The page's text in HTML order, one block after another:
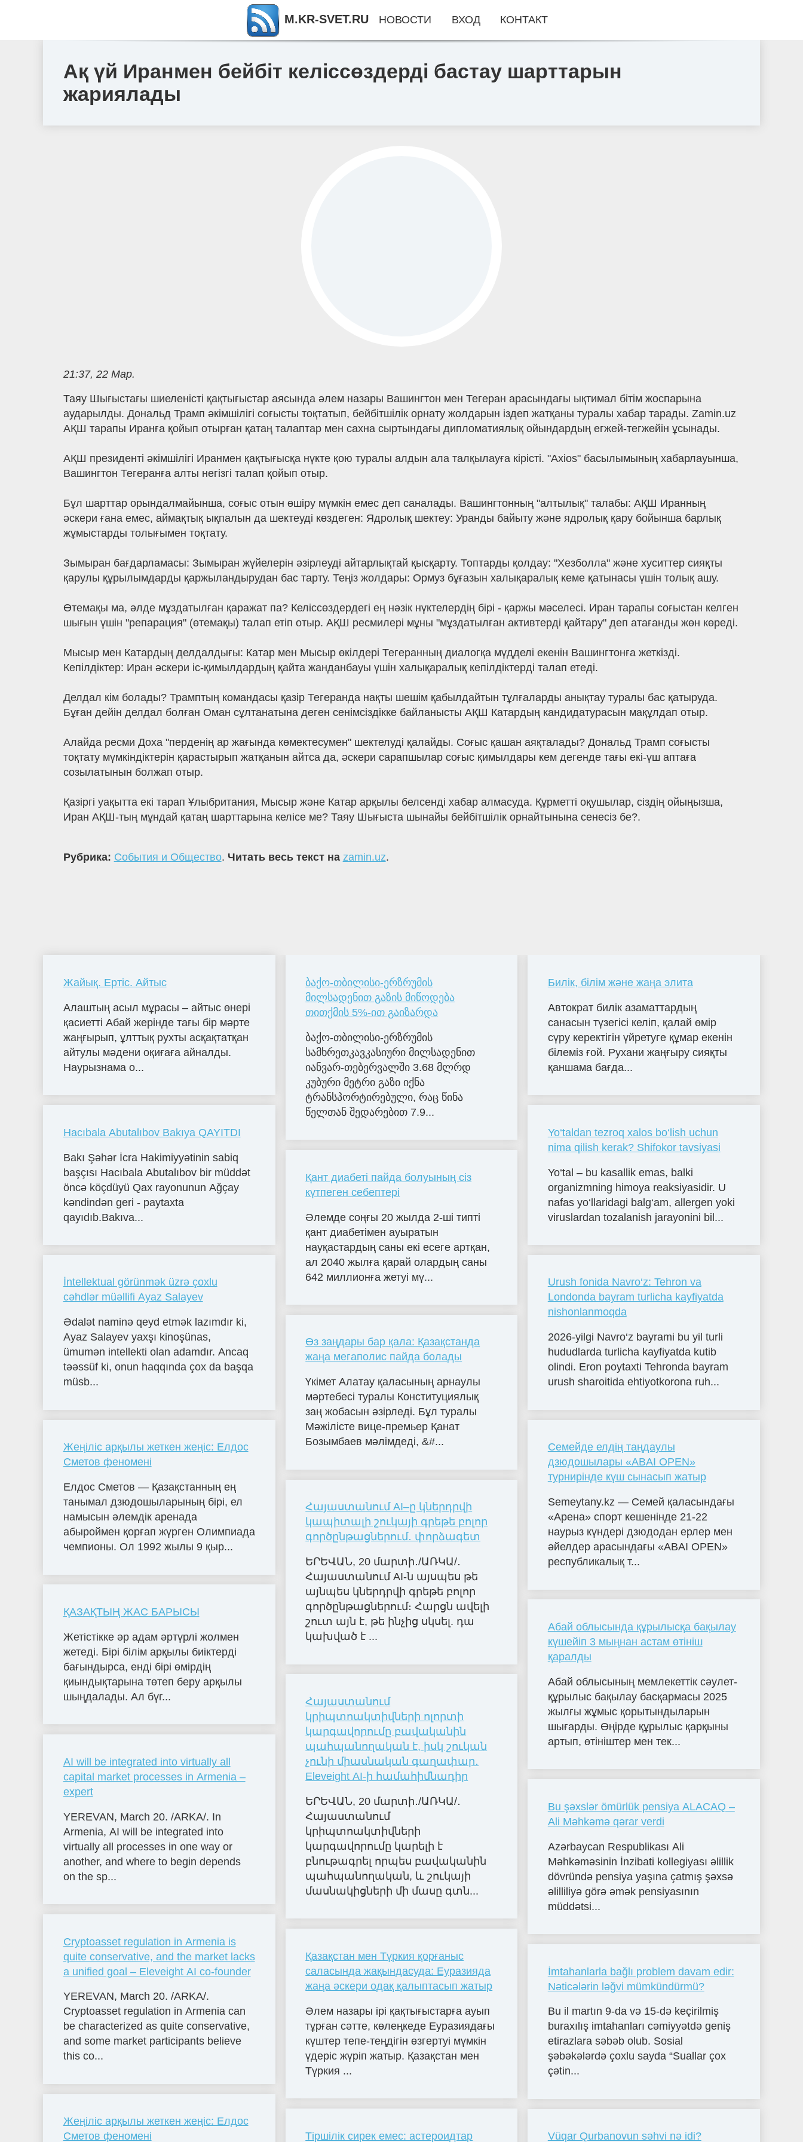
Ақ үй Иранмен бейбіт келіссөздерді бастау шарттарын
жариялады
21:37, 22 Мар.
Таяу Шығыстағы шиеленісті қақтығыстар аясында әлем назары Вашингтон мен Тегеран арасындағы ықтимал бітім жоспарына
аударылды. Дональд Трамп әкімшілігі соғысты тоқтатып, бейбітшілік орнату жолдарын іздеп жатқаны туралы хабар тарады. Zamin.uz
АҚШ тарапы Иранға қойып отырған қатаң талаптар мен сахна сыртындағы дипломатиялық ойындардың егжей-тегжейін ұсынады.
АҚШ президенті әкімшілігі Иранмен қақтығысқа нүкте қою туралы алдын ала талқылауға кірісті. "Axios" басылымының хабарлауынша,
Вашингтон Тегеранға алты негізгі талап қойып отыр.
Бұл шарттар орындалмайынша, соғыс отын өшіру мүмкін емес деп саналады. Вашингтонның "алтылық" талабы: АҚШ Иранның
әскери ғана емес, аймақтық ықпалын да шектеуді көздеген: Ядролық шектеу: Уранды байыту және ядролық қару бойынша барлық
жұмыстарды толығымен тоқтату.
Зымыран бағдарламасы: Зымыран жүйелерін әзірлеуді айтарлықтай қысқарту. Топтарды қолдау: "Хезболла" және хуситтер сияқты
қарулы құрылымдарды қаржыландырудан бас тарту. Теңіз жолдары: Ормуз бұғазын халықаралық кеме қатынасы үшін толық ашу.
Өтемақы ма, әлде мұздатылған қаражат па? Келіссөздердегі ең нәзік нүктелердің бірі - қаржы мәселесі. Иран тарапы соғыстан келген
шығын үшін "репарация" (өтемақы) талап етіп отыр. АҚШ ресмилері мұны "мұздатылған активтерді қайтару" деп атағанды жөн көреді.
Мысыр мен Катардың делдалдығы: Катар мен Мысыр өкілдері Тегеранның диалогқа мүдделі екенін Вашингтонға жеткізді.
Кепілдіктер: Иран әскери іс-қимылдардың қайта жанданбауы үшін халықаралық кепілдіктерді талап етеді.
Делдал кім болады? Трамптың командасы қазір Тегеранда нақты шешім қабылдайтын тұлғаларды анықтау туралы бас қатыруда.
Бұған дейін делдал болған Оман сұлтанатына деген сенімсіздікке байланысты АҚШ Катардың кандидатурасын мақұлдап отыр.
Алайда ресми Доха "перденің ар жағында көмектесумен" шектелуді қалайды. Соғыс қашан аяқталады? Дональд Трамп соғысты
тоқтату мүмкіндіктерін қарастырып жатқанын айтса да, әскери сарапшылар соғыс қимылдары кем дегенде тағы екі-үш аптаға
созылатынын болжап отыр.
Қазіргі уақытта екі тарап Ұлыбритания, Мысыр және Катар арқылы белсенді хабар алмасуда. Құрметті оқушылар, сіздің ойыңызша,
Иран АҚШ-тың мұндай қатаң шарттарына келісе ме? Таяу Шығыста шынайы бейбітшілік орнайтынына сенесіз бе?.
Рубрика: События и Общество. Читать весь текст на zamin.uz.
Жайық. Ертіс. Айтыс
Алаштың асыл мұрасы – айтыс өнері
қасиетті Абай жерінде тағы бір мәрте
жаңғырып, ұлттық рухты асқақтатқан
айтулы мәдени оқиғаға айналды.
Наурызнама о...
Hacıbala Abutalıbov Bakıya QAYITDI
Bakı Şəhər İcra Hakimiyyətinin sabiq
başçısı Hacıbala Abutalıbov bir müddət
öncə köçdüyü Qax rayonunun Ağçay
kəndindən geri - paytaxta
qayıdıb.Bakıva...
İntellektual görünmək üzrə çoxlu
cəhdlər müəllifi Ayaz Salayev
Ədalət naminə qeyd etmək lazımdır ki,
Ayaz Salayev yaxşı kinoşünas,
ümumən intellekti olan adamdır. Ancaq
təəssüf ki, onun haqqında çox da başqa
müsb...
Жеңіліс арқылы жеткен жеңіс: Елдос
Сметов феномені
Елдос Сметов — Қазақстанның ең
танымал дзюдошыларының бірі, ел
намысын әлемдік аренада
абыроймен қорғап жүрген Олимпиада
чемпионы. Ол 1992 жылы 9 қыр...
ҚАЗАҚТЫҢ ЖАС БАРЫСЫ
Жетістікке әр адам әртүрлі жолмен
жетеді. Бірі білім арқылы биіктерді
бағындырса, енді бірі өмірдің
қиындықтарына төтеп беру арқылы
шыңдалады. Ал бүг...
AI will be integrated into virtually all
capital market processes in Armenia –
expert
YEREVAN, March 20. /ARKA/. In
Armenia, AI will be integrated into
virtually all processes in one way or
another, and where to begin depends
on the sp...
Cryptoasset regulation in Armenia is
quite conservative, and the market lacks
a unified goal – Eleveight AI co-founder
YEREVAN, March 20. /ARKA/.
Cryptoasset regulation in Armenia can
be characterized as quite conservative,
and some market participants believe
this co...
Жеңіліс арқылы жеткен жеңіс: Елдос
Сметов феномені
ბაქო-თბილისი-ერზრუმის
მილსადენით გაზის მიწოდება
თითქმის 5%-ით გაიზარდა
ბაქო-თბილისი-ერზრუმის
სამხრეთკავკასიური მილსადენით
იანვარ-თებერვალში 3.68 მლრდ
კუბური მეტრი გაზი იქნა
ტრანსპორტირებული, რაც წინა
წელთან შედარებით 7.9...
Қант диабеті пайда болуының сіз
күтпеген себептері
Әлемде соңғы 20 жылда 2-ші типті
қант диабетімен ауыратын
науқастардың саны екі есеге артқан,
ал 2040 жылға қарай олардың саны
642 миллионға жетуі мү...
Өз заңдары бар қала: Қазақстанда
жаңа мегаполис пайда болады
Үкімет Алатау қаласының арнаулы
мәртебесі туралы Конституциялық
заң жобасын әзірледі. Бұл туралы
Мәжілісте вице-премьер Қанат
Бозымбаев мәлімдеді, &#...
Հայաստանում AI–ը կներդրվի
կապիտալի շուկայի գրեթե բոլոր
գործընթացներում․ փորձագետ
ԵՐԵՎԱՆ, 20 մարտի․/ԱՌԿԱ/․
Հայաստանում AI-ն այսպես թե
այնպես կներդրվի գրեթե բոլոր
գործընթացներում։ Հարցն ավելի
շուտ այն է, թե ինչից սկսել. դա
կախված է ...
Հայաստանում
կրիպտոակտիվների ոլորտի
կարգավորումը բավականին
պահպանողական է, իսկ շուկան
չունի միասնական գաղափար․
Eleveight AI-ի համահիմնադիր
ԵՐԵՎԱՆ, 20 մարտի․/ԱՌԿԱ/․
Հայաստանում
կրիպտոակտիվների
կարգավորումը կարելի է
բնութագրել որպես բավականին
պահպանողական, և շուկայի
մասնակիցների մի մասը գտն...
Қазақстан мен Түркия қорғаныс
саласында жақындасуда: Еуразияда
жаңа әскери одақ қалыптасып жатыр
Әлем назары ірі қақтығыстарға ауып
тұрған сәтте, көлеңкеде Еуразиядағы
күштер тепе-теңдігін өзгертуі мүмкін
үдеріс жүріп жатыр. Қазақстан мен
Түркия ...
Тіршілік сирек емес: астероидтар
Билік, білім және жаңа элита
Автократ билік азаматтардың
санасын түзегісі келіп, қалай өмір
сүру керектігін үйретуге құмар екенін
білеміз ғой. Рухани жаңғыру сияқты
қаншама бағда...
Yo‘taldan tezroq xalos bo‘lish uchun
nima qilish kerak? Shifokor tavsiyasi
Yo‘tal – bu kasallik emas, balki
organizmning himoya reaksiyasidir. U
nafas yo‘llaridagi balg‘am, allergen yoki
viruslardan tozalanish jarayonini bil...
Urush fonida Navro‘z: Tehron va
Londonda bayram turlicha kayfiyatda
nishonlanmoqda
2026-yilgi Navro‘z bayrami bu yil turli
hududlarda turlicha kayfiyatda kutib
olindi. Eron poytaxti Tehronda bayram
urush sharoitida ehtiyotkorona ruh...
Семейде елдің таңдаулы
дзюдошылары «ABAI OPEN»
турнирінде күш сынасып жатыр
Semeytany.kz — Семей қаласындағы
«Арена» спорт кешенінде 21-22
наурыз күндері дзюдодан ерлер мен
әйелдер арасындағы «ABAI OPEN»
республикалық т...
Абай облысында құрылысқа бақылау
күшейіп 3 мыңнан астам өтініш
қаралды
Абай облысының мемлекеттік сәулет-
құрылыс бақылау басқармасы 2025
жылғы жұмыс қорытындыларын
шығарды. Өңірде құрылыс қарқыны
артып, өтініштер мен тек...
Bu şəxslər ömürlük pensiya ALACAQ –
Ali Məhkəmə qərar verdi
Azərbaycan Respublikası Ali
Məhkəməsinin İnzibati kollegiyası əlillik
dövründə pensiya yaşına çatmış şəxsə
əlilliliyə görə əmək pensiyasının
müddətsi...
İmtahanlarla bağlı problem davam edir:
Nəticələrin ləğvi mümkündürmü?
Bu il martın 9-da və 15-də keçirilmiş
buraxılış imtahanları cəmiyyətdə geniş
etirazlara səbəb olub. Sosial
şəbəkələrdə çoxlu sayda “Suallar çox
çətin...
Vüqar Qurbanovun səhvi nə idi?
M.KR-SVET.RU НОВОСТИ ВХОД КОНТАКТ